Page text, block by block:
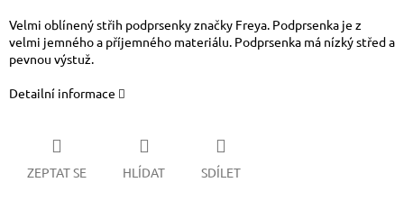
Velmi oblínený střih podprsenky značky Freya. Podprsenka je z
velmi jemného a příjemného materiálu. Podprsenka má nízký střed a
pevnou výstuž.
Detailní informace
ZEPTAT SE HLÍDAT SDÍLET